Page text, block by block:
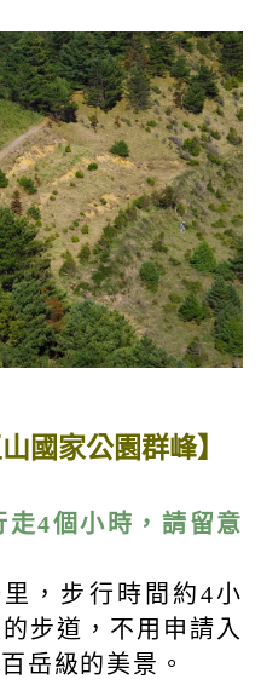
國家公園群峰】
4個小時，請留意
，步行時間約4小
步道，不用申請入
岳級的美景。